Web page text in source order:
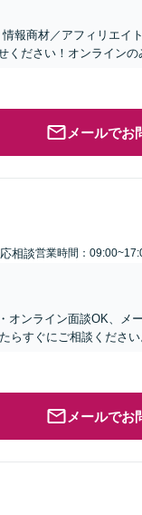
報商材／アフィリエイ
ださい！オンラインの
メールでお
相談営業時間：
オンライン面談OK、メ
らすぐにご相談ください
メールでお